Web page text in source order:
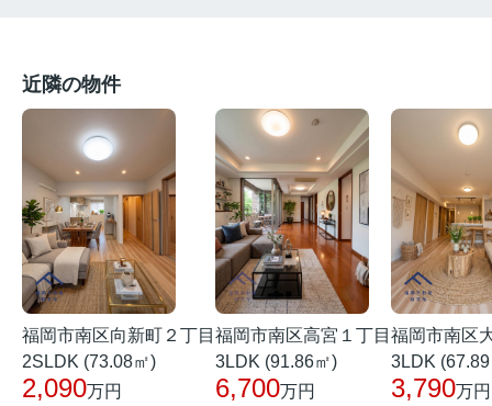
近隣の物件
福岡市南区向新町２丁目
2SLDK (73.08㎡)
2,090万円
福岡市南区高宮１丁目
3LDK (91.86㎡)
6,700万円
福岡市南区
3LDK
3,790万円